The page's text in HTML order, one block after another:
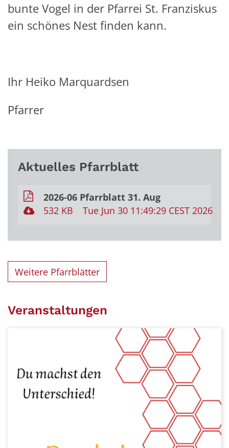
bunte Vogel in der Pfarrei St. Franziskus
ein schönes Nest finden kann.
Ihr Heiko Marquardsen
Pfarrer
Aktuelles Pfarrblatt
2026-06 Pfarrblatt 31. Aug
532 KB
Tue Jun 30 11:49:29 CEST 2026
Weitere Pfarrblätter
Veranstaltungen